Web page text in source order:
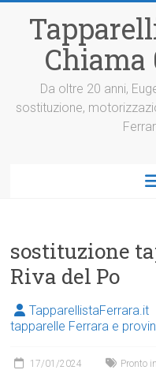
Chiama
Da oltre 20 anni,
sostituzione,
sostituzione
Riva del Po
TapparellistaFerrara.it
tapparelle Ferrara e
17/01/2024 Pronto